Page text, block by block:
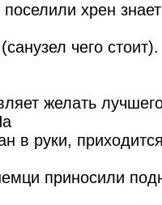
хрен
чего
желать
в руки,
приносили